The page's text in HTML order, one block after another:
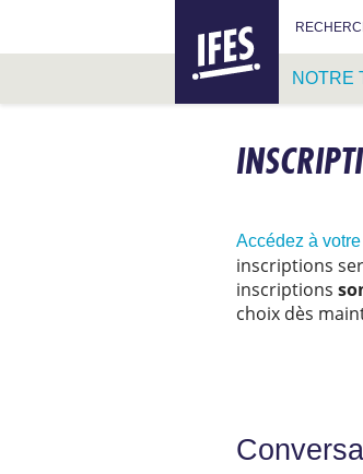
INTERNATIONAL
FELLOWSHIP
OF
EVANGELICAL
NOTRE
Accédez à
inscriptions
inscriptions
choix dès